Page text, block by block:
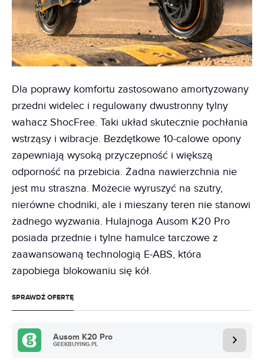
Dla poprawy komfortu zastosowano amortyzowany
przedni widelec i regulowany dwustronny tylny
wahacz ShocFree. Taki układ skutecznie pochłania
wstrząsy i wibracje. Bezdętkowe 10-calowe opony
zapewniają wysoką przyczepność i większą
odporność na przebicia. Żadna nawierzchnia nie
jest mu straszna. Możecie wyruszyć na szutry,
nierówne chodniki, ale i mieszany teren nie stanowi
żadnego wyzwania. Hulajnoga Ausom K20 Pro
posiada przednie i tylne hamulce tarczowe z
zaawansowaną technologią E-ABS, która
zapobiega blokowaniu się kół.
SPRAWDŹ OFERTĘ
Ausom K20 Pro
GEEKBUYING.PL